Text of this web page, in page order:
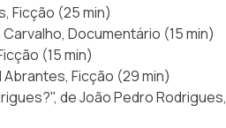
Ficção (25 min)
Documentário (15 min)
(15 min)
Ficção (29 min)
de João Pedro Rodrigues,